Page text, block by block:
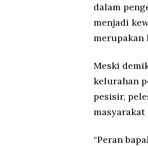
dalam
menjadi
merupakan
Meski
kelurahan
pesisir,
masyarakat
“Peran